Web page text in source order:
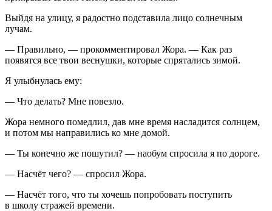
Выйдя на улицу, я радостно подставила лицо солнечным
лучам.
— Правильно, — прокомментировал Жора. — Как раз
появятся все твои веснушки, которые спрятались зимой.
Я улыбнулась ему:
— Что делать? Мне повезло.
Жора немного помедлил, дав мне время насладится солнцем,
и потом мы направились ко мне домой.
— Ты конечно же пошутил? — наобум спросила я по дороге.
— Насчёт чего? — спросил Жора.
— Насчёт того, что ты хочешь попробовать поступить
в школу стражей времени.